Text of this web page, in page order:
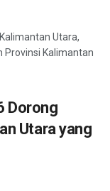
Utara,
Provinsi Kalimantan
Dorong
Utara yang